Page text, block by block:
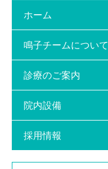
ホーム
鳴子チームについて
診療のご案内
院内設備
採用情報